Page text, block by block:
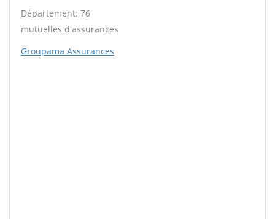
Département: 76
mutuelles d'assurances
Groupama Assurances